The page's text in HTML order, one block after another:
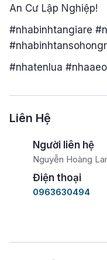
An Cư Lập Nghiệp!
#nhabinhtangiare
#nhatenlua
Liên Hệ
Người liên hệ
Nguyễn Hoàng
Điện thoại
0963630494